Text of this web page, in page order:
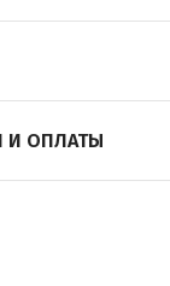
И ОПЛАТЫ